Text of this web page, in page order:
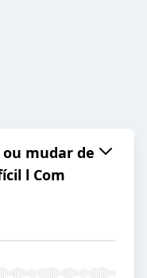
mudar de
l Com